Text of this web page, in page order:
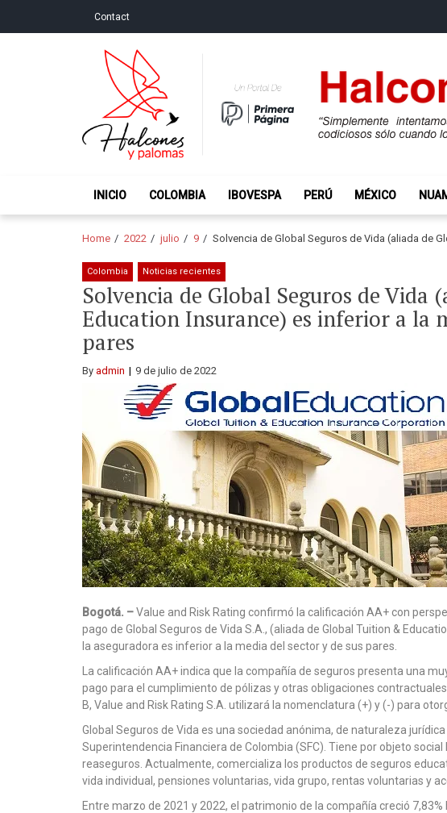
Contact
Halcones y Palomas
INICIO COLOMBIA IBOVESPA PERÚ MÉXICO
Home 2022 julio 9 Solvencia de Global Seguros de Vida (aliada de
Colombia Noticias recientes
Solvencia de Global Seguros de
Education Insurance) es inferior a la
pares
By admin 9 de julio de 2022
Bogotá. –Value and Risk Rating confirmó la calificación AA+ con
pago de Global Seguros de Vida S.A., (aliada de Global Tuition &
la aseguradora es inferior a la media del sector y de sus pares.
La calificación AA+ indica que la compañía de seguros presenta una
pago para el cumplimiento de pólizas y otras obligaciones
B, Value and Risk Rating S.A. utilizará la nomenclatura (+) y (-) para
Global Seguros de Vida es una sociedad anónima, de naturaleza
Superintendencia Financiera de Colombia (SFC). Tiene por objeto
reaseguros. Actualmente, comercializa los productos de seguros
vida individual, pensiones voluntarias, vida grupo, rentas voluntarias y
Entre marzo de 2021 y 2022, el patrimonio de la compañía creció